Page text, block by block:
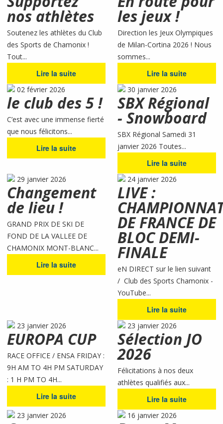
nos athlètes
Soutenez les athlètes du Club
des Sports de Chamonix !
Tout...
Lire la suite
les jeux !
Direction les Jeux Olympiques
de Milan-Cortina 2026 ! Nous
sommes...
Lire la suite
02 février 2026
le club des 5 !
C’est avec une immense fierté
que nous félicitons...
Lire la suite
30 janvier 2026
SBX Régional
- Snowboard
SBX Régional Samedi 31
janvier 2026 Toutes...
Lire la suite
29 janvier 2026
Changement
de lieu !
GRAND PRIX DE SKI DE
FOND DE LA VALLEE DE
CHAMONIX MONT-BLANC...
Lire la suite
24 janvier 2026
LIVE :
DE FRANCE DE
BLOC DEMI-
FINALE
eN DIRECT sur le lien suivant
/ Club des Sports Chamonix -
YouTube...
Lire la suite
23 janvier 2026
EUROPA CUP
RACE OFFICE / ENSA FRIDAY :
9H AM TO 4H PM SATURDAY
: 1 H PM TO 4H...
Lire la suite
23 janvier 2026
Sélection JO
2026
Félicitations à nos deux
athlètes qualifiés aux...
Lire la suite
23 janvier 2026 16 janvier 2026